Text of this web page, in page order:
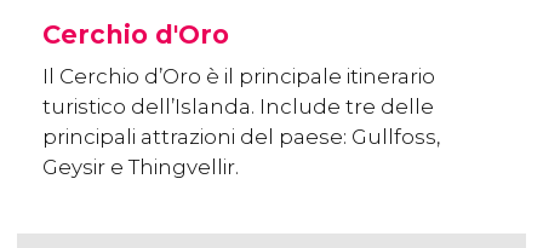
Cerchio d'Oro
Il Cerchio d’Oro è il principale itinerario
turistico dell’Islanda. Include tre delle
principali attrazioni del paese: Gullfoss,
Geysir e Thingvellir.